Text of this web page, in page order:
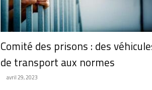
Comité des prisons : des
de transport aux normes
avril 29, 2023